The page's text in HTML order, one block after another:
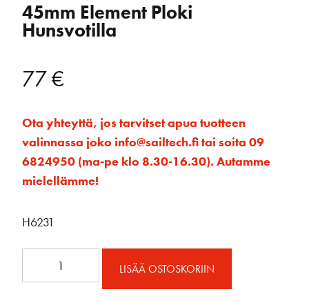
45mm Element Ploki
Hunsvotilla
77€
Ota yhteyttä, jos tarvitset apua tuotteen
valinnassa joko info@sailtech.fi tai soita 09
6824950 (ma-pe klo 8.30-16.30). Autamme
mielellämme!
H6231
LISÄÄ OSTOSKORIIN